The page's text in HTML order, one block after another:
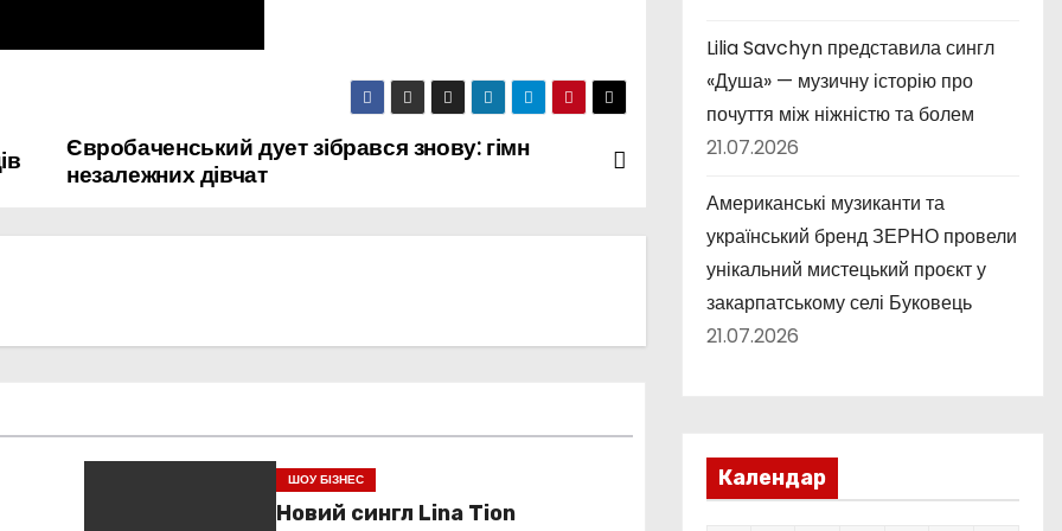
Євробаченський дует зібрався знову: гімн
незалежних дівчат
ШОУ БІЗНЕС
Новий сингл Lina Tion
Lilia Savchyn представила сингл
«Душа» — музичну історію про
почуття між ніжністю та болем
21.07.2026
Американські музиканти та
український бренд ЗЕРНО провели
унікальний мистецький проєкт у
закарпатському селі Буковець
21.07.2026
Календар